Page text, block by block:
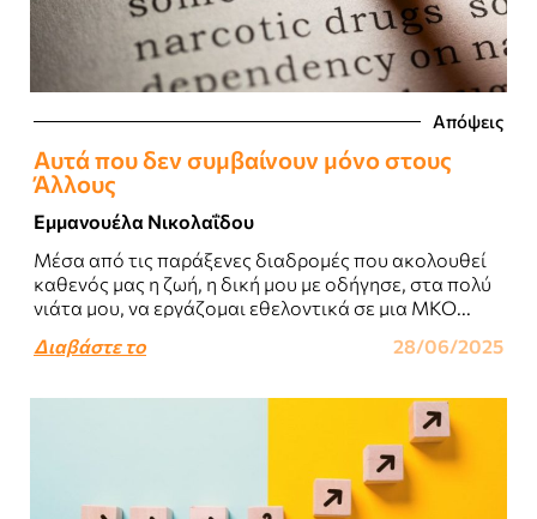
Απόψεις
Αυτά που δεν συμβαίνουν μόνο στους
Άλλους
Εμμανουέλα Νικολαΐδου
Μέσα από τις παράξενες διαδρομές που ακολουθεί
καθενός μας η ζωή, η δική μου με οδήγησε, στα πολύ
νιάτα μου, να εργάζομαι εθελοντικά σε μια ΜΚΟ...
Διαβάστε το
28/06/2025